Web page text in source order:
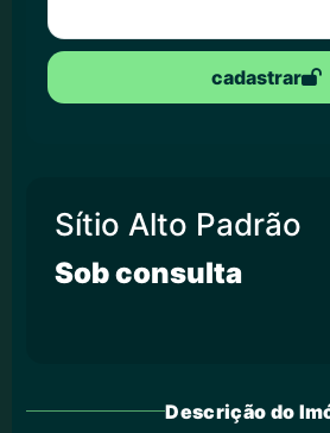
cadastrar
Sítio Alto Padrão
Sob consulta
Descrição do